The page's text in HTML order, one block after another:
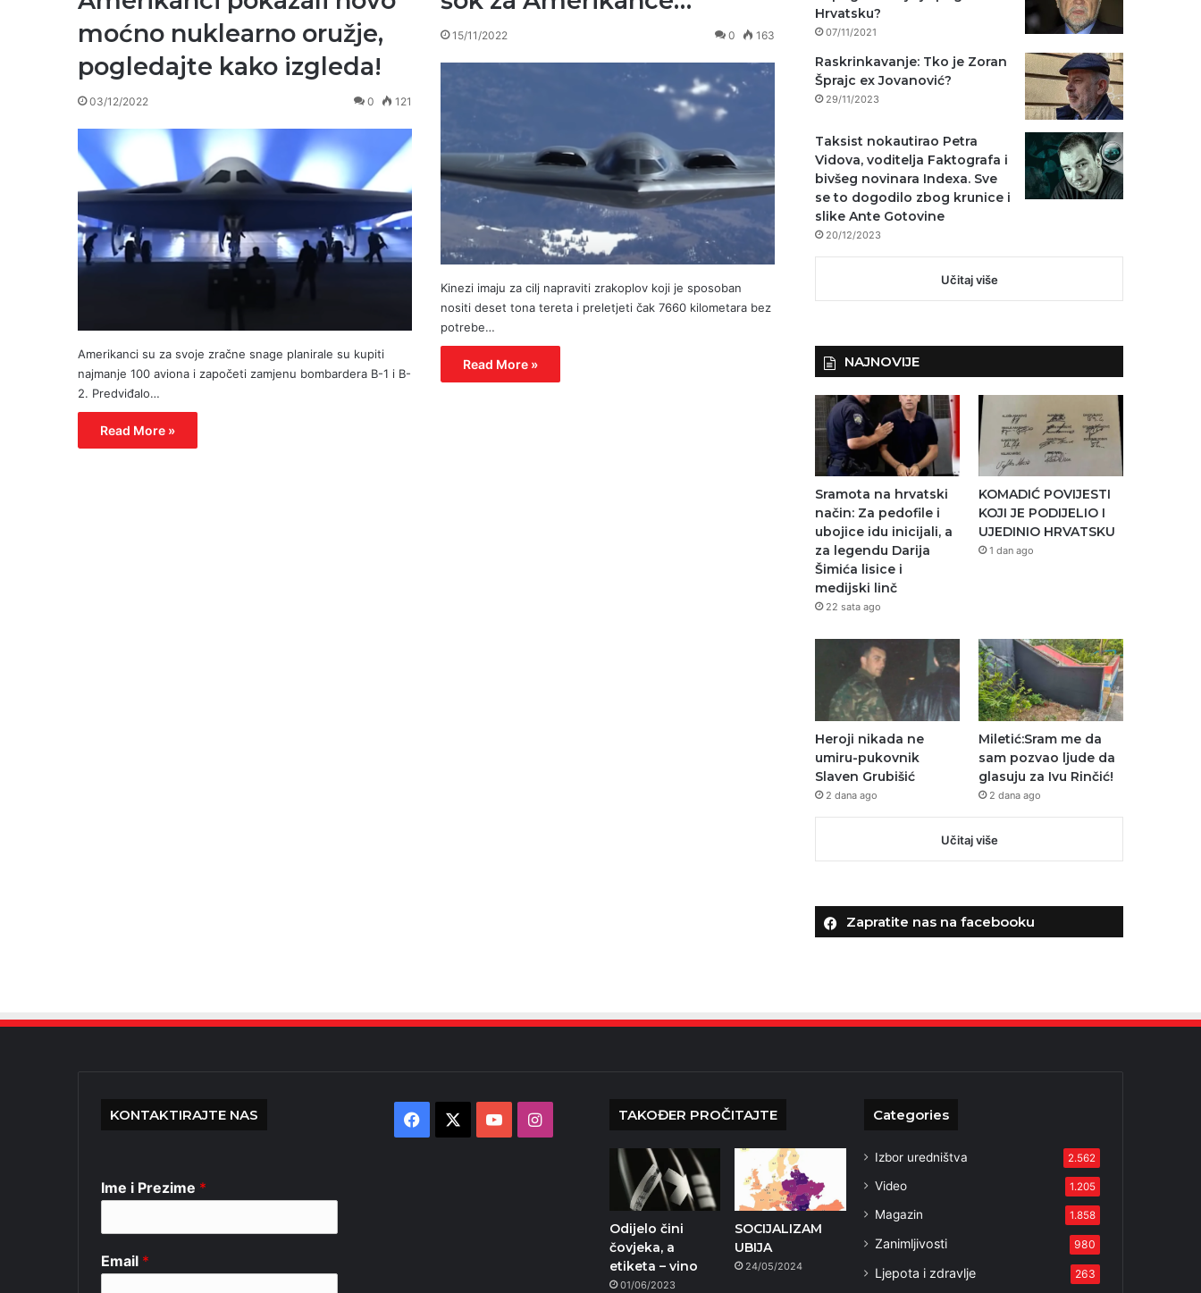
moćno nuklearno oružje,
pogledajte kako izgleda!
03/12/2022 0 121
Amerikanci su za svoje zračne snage planirale su kupiti
najmanje 100 aviona i započeti zamjenu bombardera B-1 i B-
2. Predviđalo…
Read More »
15/11/2022 0 163
Kinezi imaju za cilj napraviti zrakoplov koji je sposoban
nositi deset tona tereta i preletjeti čak 7660 kilometara bez
potrebe…
Read More »
Hrvatsku?
07/11/2021
Raskrinkavanje: Tko je Zoran
Šprajc ex Jovanović?
29/11/2023
Taksist nokautirao Petra
Vidova, voditelja Faktografa i
bivšeg novinara Indexa. Sve
se to dogodilo zbog krunice i
slike Ante Gotovine
20/12/2023
Učitaj više
NAJNOVIJE
Sramota na hrvatski
način: Za pedofile i
ubojice idu inicijali, a
za legendu Darija
Šimića lisice i
medijski linč
22 sata ago
KOMADIĆ POVIJESTI
KOJI JE PODIJELIO I
UJEDINIO HRVATSKU
1 dan ago
Heroji nikada ne
umiru-pukovnik
Slaven Grubišić
2 dana ago
Miletić:Sram me da
sam pozvao ljude da
glasuju za Ivu Rinčić!
2 dana ago
Učitaj više
Zapratite nas na facebooku
KONTAKTIRAJTE NAS
Ime i Prezime *
Email *
Facebook YouTubeInstagram TAKOĐER PROČITAJTE
Odijelo čini
čovjeka, a
etiketa – vino
01/06/2023
SOCIJALIZAM
UBIJA
24/05/2024
Categories
Izbor uredništva 2.562
Video 1.205
Magazin 1.858
Zanimljivosti 980
Ljepota i zdravlje 263